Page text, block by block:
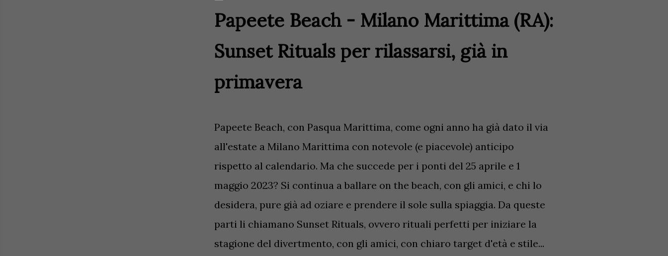
Papeete Beach - Milano Marittima (RA):
Sunset Rituals per rilassarsi, già in
primavera
Papeete Beach, con Pasqua Marittima, come ogni anno ha già dato il via
all'estate a Milano Marittima con notevole (e piacevole) anticipo
rispetto al calendario. Ma che succede per i ponti del 25 aprile e 1
maggio 2023? Si continua a ballare on the beach, con gli amici, e chi lo
desidera, pure già ad oziare e prendere il sole sulla spiaggia. Da queste
parti li chiamano Sunset Rituals, ovvero rituali perfetti per iniziare la
stagione del divertmento, con gli amici, con chiaro target d'età e stile...